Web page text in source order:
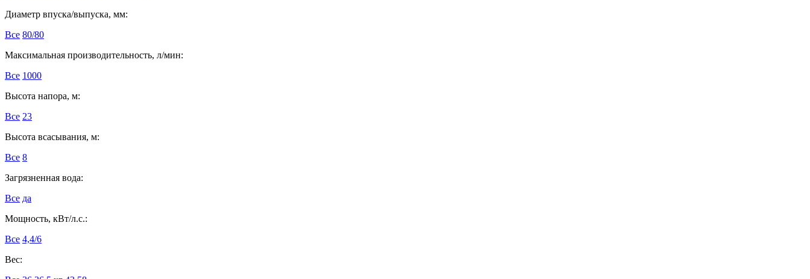
Диаметр впуска/выпуска, мм:
Все 80/80
Максимальная производительность, л/мин:
Все 1000
Высота напора, м:
Все 23
Высота всасывания, м:
Все 8
Загрязненная вода:
Все да
Мощность, кВт/л.с.:
Все 4,4/6
Вес: